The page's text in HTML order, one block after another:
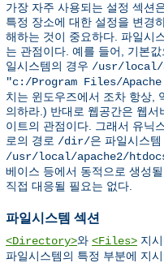
가장 자주 사용되는 설정 섹션
특정 장소에 대한 설정을 변경
해하는 것이 중요하다. 파일시
는 관점이다. 예를 들어, 기본
일시스템의 경우 /usr/local/
"c:/Program Files/Apache
치는 윈도우즈에서 조차 항상,
의하라.) 반대로 웹공간은 웹
이트의 관점이다. 그래서 유닉
로의 경로 /dir/은 파일시스템
/usr/local/apache2/
베이스 등에서 동적으로 생성
직접 대응될 필요는 없다.
파일시스템 섹션
<Directory>와 <Files> 지
파일시스템의 특정 부분에 지